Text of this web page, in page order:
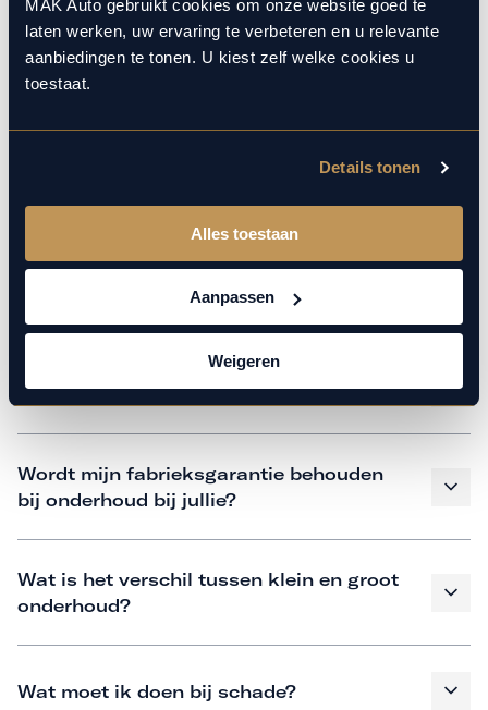
MAK Auto gebruikt cookies om onze website goed te
laten werken, uw ervaring te verbeteren en u relevante
aanbiedingen te tonen. U kiest zelf welke cookies u
toestaat.
Details tonen
Alles toestaan
Aanpassen
Weigeren
verzorgen het onderhoud op hetzelfde niveau als een
merkdealer, met behoud van de fabrieksgarantie. Kom
gerust langs in onze werkplaats voor een APK of een
Hoe weet ik welk onderhoud mijn
auto nodig heeft en wanneer?
Is vervangend vervoer mogelijk?
Wordt mijn fabrieksgarantie behouden
bij onderhoud bij jullie?
Wat is het verschil tussen klein en groot
onderhoud?
Wat moet ik doen bij schade?